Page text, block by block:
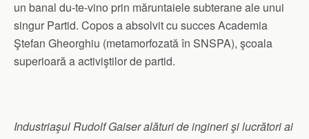
un banal du-te-vino prin măruntaiele subterane ale unui
singur Partid. Copos a absolvit cu succes Academia
Ştefan Gheorghiu (metamorfozată în SNSPA), şcoala
superioară a activiştilor de partid.
Industriaşul Rudolf Gaiser alături de ingineri şi lucrători ai